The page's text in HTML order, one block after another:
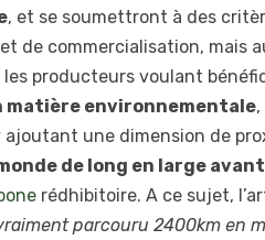
, et se soumettront à des
de commercialisation, mais
producteurs voulant
matière environnementale
une dimension de
de long en large
rédhibitoire. A ce sujet,
parcouru 2400km en